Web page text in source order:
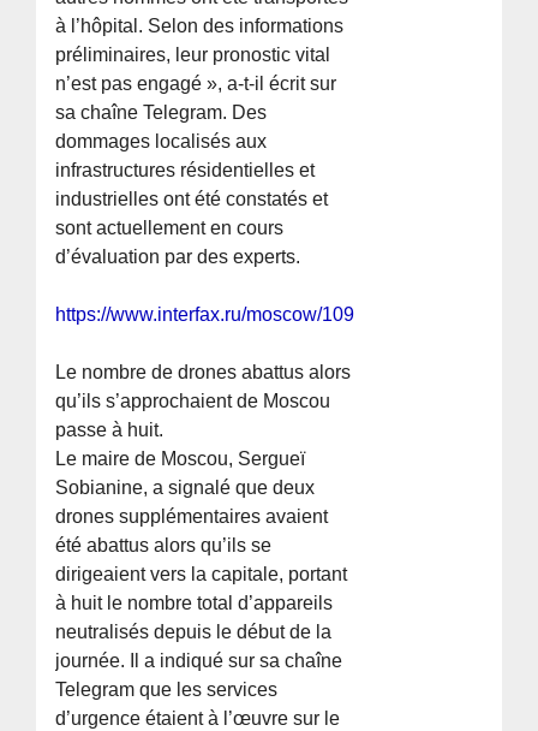
à l’hôpital. Selon des informations
préliminaires, leur pronostic vital
n’est pas engagé », a-t-il écrit sur
sa chaîne Telegram. Des
dommages localisés aux
infrastructures résidentielles et
industrielles ont été constatés et
sont actuellement en cours
d’évaluation par des experts.
https://www.interfax.ru/moscow/1098000
Le nombre de drones abattus alors
qu’ils s’approchaient de Moscou
passe à huit.
Le maire de Moscou, Sergueï
Sobianine, a signalé que deux
drones supplémentaires avaient
été abattus alors qu’ils se
dirigeaient vers la capitale, portant
à huit le nombre total d’appareils
neutralisés depuis le début de la
journée. Il a indiqué sur sa chaîne
Telegram que les services
d’urgence étaient à l’œuvre sur le